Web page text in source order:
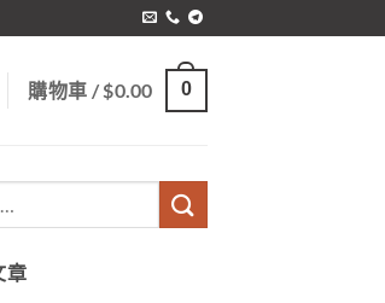
購物車 /$0.00 0
章